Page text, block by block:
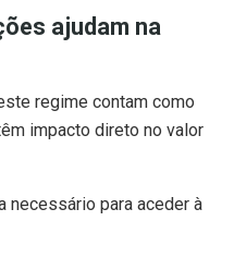
ajudam na
regime contam como
impacto direto no valor
necessário para aceder à